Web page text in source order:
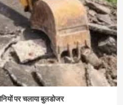
पर चलाया बुलडोजर